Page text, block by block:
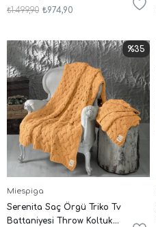
Şalı
₺974,90
₺1.499,90
Miespiga
Serenita Saç Örgü Triko Tv
Battaniyesi Throw Koltuk
%35